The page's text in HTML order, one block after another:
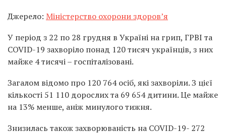
Джерело: Міністерство охорони здоров’я
У період з 22 по 28 грудня в Україні на грип, ГРВІ та
COVID-19 захворіло понад 120 тисяч українців, з них
майже 4 тисячі – госпіталізовані.
Загалом відомо про 120 764 осіб, які захворіли. З цієї
кількості 51 110 дорослих та 69 654 дитини. Це майже
на 13% менше, аніж минулого тижня.
Знизилась також захворюваність на COVID-19- 272